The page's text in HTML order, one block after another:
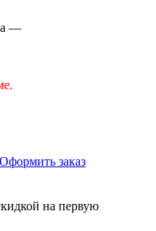
—
Оформить заказ
на первую